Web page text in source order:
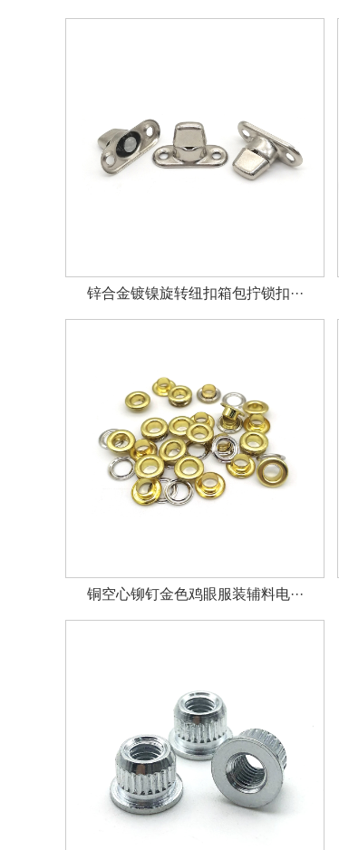
锌合金镀镍旋转纽扣箱包拧锁扣···
铜空心铆钉金色鸡眼服装辅料电···